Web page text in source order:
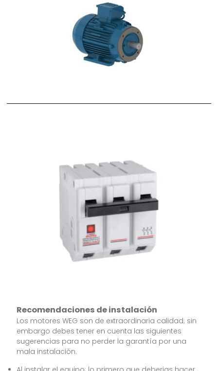
Recomendaciones de instalación
Los motores WEG son de extraordinaria calidad; sin
embargo debes tener en cuenta las siguientes
sugerencias para no perder la garantía por una
mala instalación.